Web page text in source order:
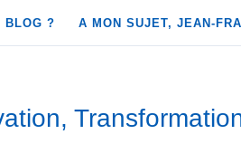
BLOG ? A MON SUJET, JEAN-